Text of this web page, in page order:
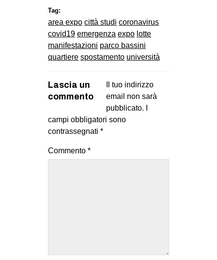
Tag:
area expo città studi coronavirus
covid19 emergenza expo lotte
manifestazioni parco bassini
quartiere spostamento università
Lascia un
commento
Il tuo indirizzo
email non sarà
pubblicato.
campi obbligatori sono
contrassegnati *
Commento *